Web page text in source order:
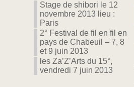
Stage de shibori le 12
novembre 2013 lieu :
Paris
2° Festival de fil en fil en
pays de Chabeuil – 7, 8
et 9 juin 2013
les Za’Z’Arts du 15°,
vendredi 7 juin 2013